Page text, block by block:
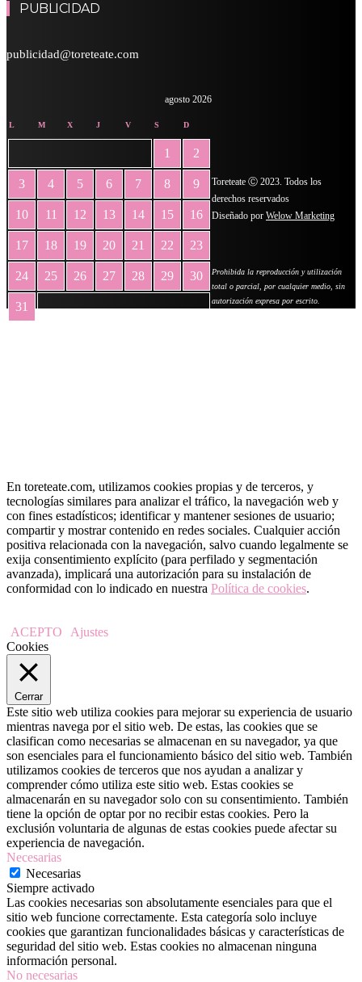
PUBLICIDAD
publicidad@toreteate.com
agosto 2026
L M X J V S D
1 2
3 4 5 6 7 8 9
10 11 12 13 14 15 16
17 18 19 20 21 22 23
24 25 26 27 28 29 30
31
Toreteate Ⓒ 2023. Todos los
derechos reservados
Diseñado por Welow Marketing
Prohibida la reproducción y utilización
total o parcial, por cualquier medio, sin
autorización expresa por escrito.
En toreteate.com, utilizamos cookies propias y de terceros, y
tecnologías similares para analizar el tráfico, la navegación web y
con fines estadísticos; identificar y mantener sesiones de usuario;
compartir y mostrar contenido en redes sociales. Cualquier acción
positiva relacionada con la navegación, salvo cuando legalmente se
exija consentimiento explícito (para perfilado y segmentación
avanzada), implicará una autorización para su instalación de
conformidad con lo indicado en nuestra Política de cookies.
ACEPTO
Ajustes
Cookies
Cerrar
Este sitio web utiliza cookies para mejorar su experiencia de usuario
mientras navega por el sitio web. De estas, las cookies que se
clasifican como necesarias se almacenan en su navegador, ya que
son esenciales para el funcionamiento básico del sitio web. También
utilizamos cookies de terceros que nos ayudan a analizar y
comprender cómo utiliza este sitio web. Estas cookies se
almacenarán en su navegador solo con su consentimiento. También
tiene la opción de optar por no recibir estas cookies. Pero la
exclusión voluntaria de algunas de estas cookies puede afectar su
experiencia de navegación.
Necesarias
Necesarias
Siempre activado
Las cookies necesarias son absolutamente esenciales para que el
sitio web funcione correctamente. Esta categoría solo incluye
cookies que garantizan funcionalidades básicas y características de
seguridad del sitio web. Estas cookies no almacenan ninguna
información personal.
No necesarias